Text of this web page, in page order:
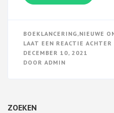
BOEKLANCERING,NIEUWE
LAAT EEN REACTIE ACHTER
DECEMBER 10, 2021
DOOR ADMIN
ZOEKEN